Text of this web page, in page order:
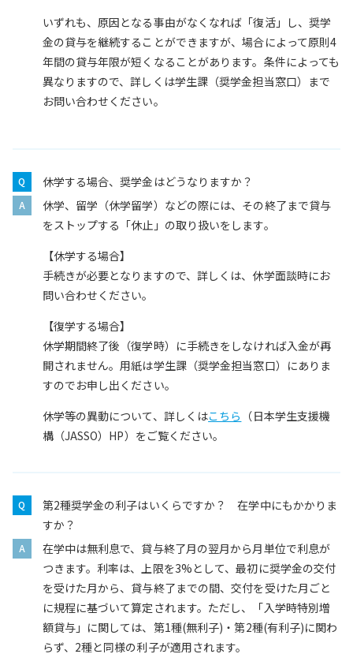
いずれも、原因となる事由がなくなれば「復活」し、奨学
金の貸与を継続することができますが、場合によって原則4
年間の貸与年限が短くなることがあります。条件によっても
異なりますので、詳しくは学生課（奨学金担当窓口）まで
お問い合わせください。
休学する場合、奨学金はどうなりますか？
休学、留学（休学留学）などの際には、その終了まで貸与
をストップする「休止」の取り扱いをします。
【休学する場合】
手続きが必要となりますので、詳しくは、休学面談時にお
問い合わせください。
【復学する場合】
休学期間終了後（復学時）に手続きをしなければ入金が再
開されません。用紙は学生課（奨学金担当窓口）にありま
すのでお申し出ください。
休学等の異動について、詳しくはこちら （日本学生支援機
構（JASSO）HP）をご覧ください。
第2種奨学金の利子はいくらですか？ 在学中にもかかりま
すか？
在学中は無利息で、貸与終了月の翌月から月単位で利息が
つきます。利率は、上限を3%として、最初に奨学金の交付
を受けた月から、貸与終了までの間、交付を受けた月ごと
に規程に基づいて算定されます。ただし、「入学時特別増
額貸与」に関しては、第1種(無利子)・第2種(有利子)に関わ
らず、2種と同様の利子が適用されます。